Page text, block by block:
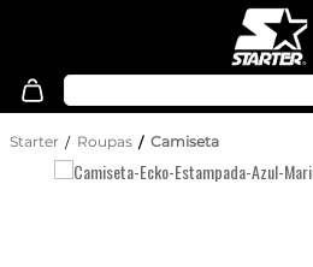
Starter Roupas Camiseta